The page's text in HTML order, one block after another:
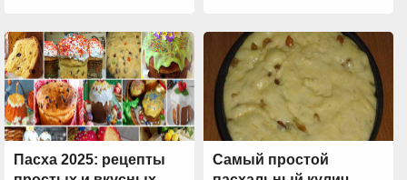
Пасха 2025: рецепты
Самый простой